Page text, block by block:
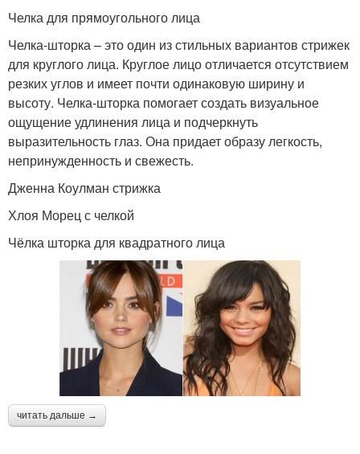
Челка для прямоугольного лица
Челка-шторка – это один из стильных вариантов стрижек
для круглого лица. Круглое лицо отличается отсутствием
резких углов и имеет почти одинаковую ширину и
высоту. Челка-шторка помогает создать визуальное
ощущение удлинения лица и подчеркнуть
выразительность глаз. Она придает образу легкость,
непринужденность и свежесть.
Дженна Коулман стрижка
Хлоя Морец с челкой
Чёлка шторка для квадратного лица
читать дальше →